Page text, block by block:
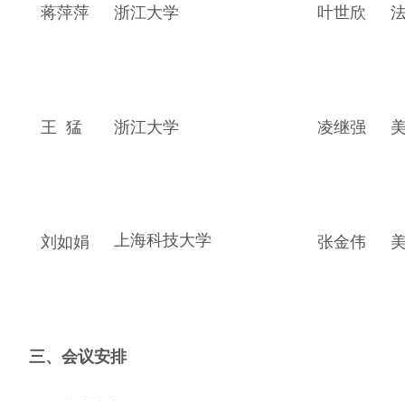
蒋萍萍 浙江大学 叶世欣
王 猛 浙江大学 凌继强
刘如娟 上海科技大学 张金伟
三、会议安排